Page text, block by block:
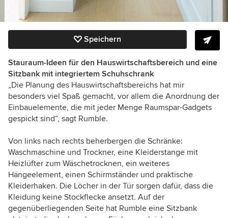
Speichern
Stauraum-Ideen für den Hauswirtschaftsbereich und eine
Sitzbank mit integriertem Schuhschrank
„Die Planung des Hauswirtschaftsbereichs hat mir
besonders viel Spaß gemacht, vor allem die Anordnung der
Einbauelemente, die mit jeder Menge Raumspar-Gadgets
gespickt sind“, sagt Rumble.
Von links nach rechts beherbergen die Schränke:
Waschmaschine und Trockner, eine Kleiderstange mit
Heizlüfter zum Wäschetrocknen, ein weiteres
Hängeelement, einen Schirmständer und praktische
Kleiderhaken. Die Löcher in der Tür sorgen dafür, dass die
Kleidung keine Stockflecke ansetzt. Auf der
gegenüberliegenden Seite hat Rumble eine Sitzbank